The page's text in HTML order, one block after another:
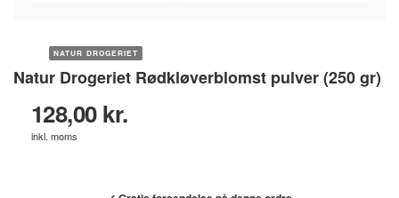
NATUR DROGERIET
Natur Drogeriet Rødkløverblomst pulver (250 gr)
128,00 kr.
inkl. moms